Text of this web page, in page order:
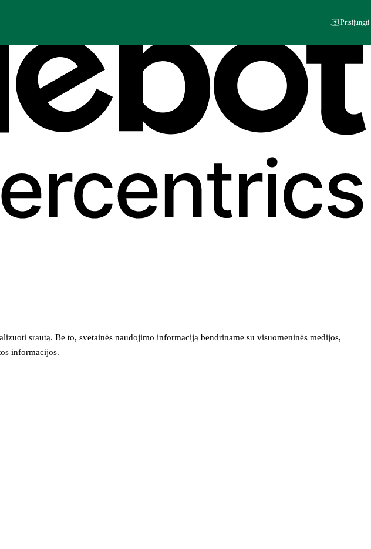
srautą. Be to, svetainės naudojimo informaciją bendriname su visuomeninės medijos,
informacijos.
Prisijungti